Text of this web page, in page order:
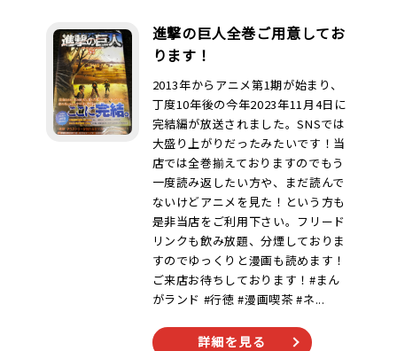
進撃の巨人全巻ご用意してお
ります！
2013年からアニメ第1期が始まり、
丁度10年後の今年2023年11月4日に
完結編が放送されました。SNSでは
大盛り上がりだったみたいです！当
店では全巻揃えておりますのでもう
一度読み返したい方や、まだ読んで
ないけどアニメを見た！という方も
是非当店をご利用下さい。フリード
リンクも飲み放題、分煙しておりま
すのでゆっくりと漫画も読めます！
ご来店お待ちしております！#まん
がランド #行徳 #漫画喫茶 #ネ...
詳細を見る